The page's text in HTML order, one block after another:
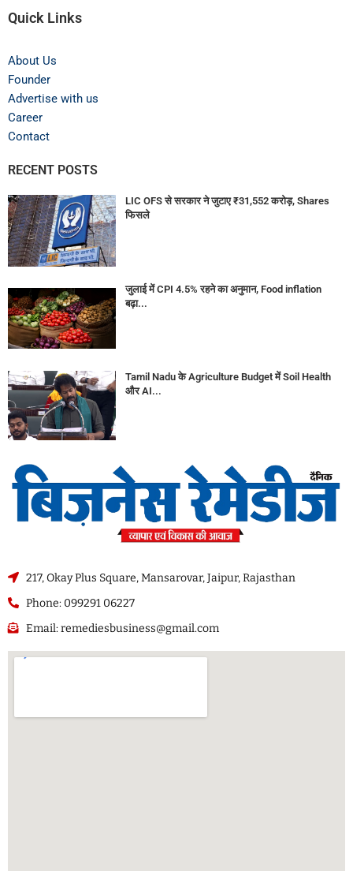
Quick Links
About Us
Founder
Advertise with us
Career
Contact
RECENT POSTS
LIC OFS से सरकार ने जुटाए ₹31,552 करोड़, Shares
फिसले
जुलाई में CPI 4.5% रहने का अनुमान, Food inflation
बढ़ा...
Tamil Nadu के Agriculture Budget में Soil Health
और AI...
217, Okay Plus Square, Mansarovar, Jaipur, Rajasthan
Phone: 099291 06227
Email: remediesbusiness@gmail.com